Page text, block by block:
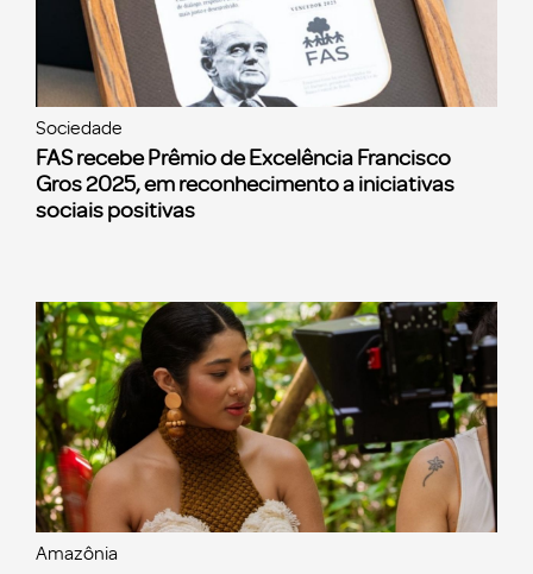
Sociedade
FAS recebe Prêmio de Excelência Francisco
Gros 2025, em reconhecimento a iniciativas
sociais positivas
Amazônia